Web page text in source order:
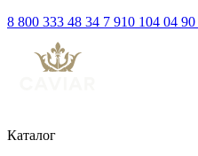
8 800 333 48 34 7 910 104 04 90
Каталог